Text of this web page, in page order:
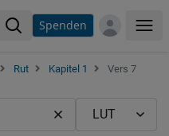
Spenden
Rut Kapitel 1
Vers 7